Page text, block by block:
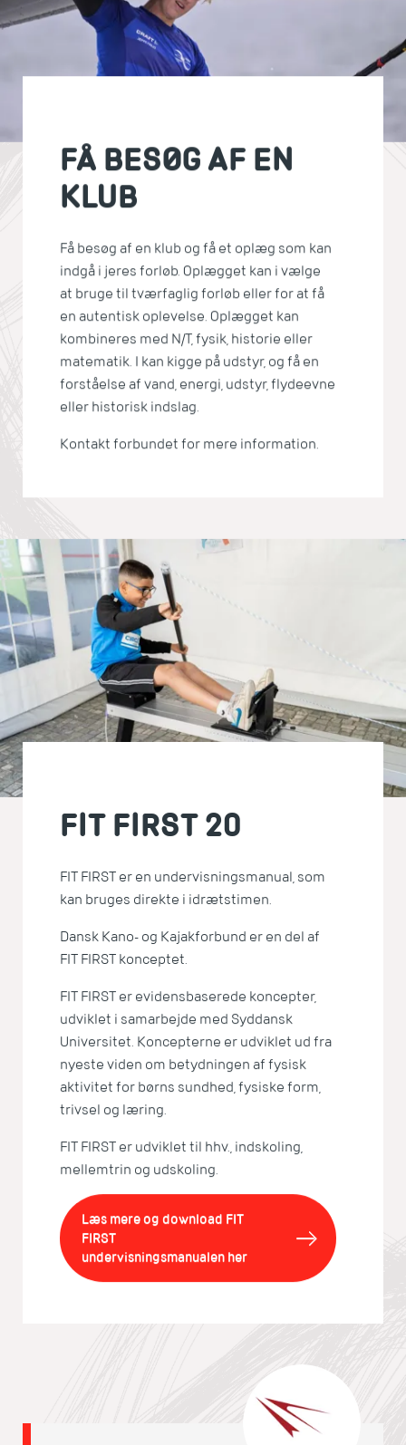
FÅ BESØG AF EN
KLUB
Få besøg af en klub og få et oplæg som kan
indgå i jeres forløb. Oplægget kan i vælge
at bruge til tværfaglig forløb eller for at få
en autentisk oplevelse. Oplægget kan
kombineres med N/T, fysik, historie eller
matematik. I kan kigge på udstyr, og få en
forståelse af vand, energi, udstyr, flydeevne
eller historisk indslag.
Kontakt forbundet for mere information.
FIT FIRST 20
FIT FIRST er en undervisningsmanual, som
kan bruges direkte i idrætstimen.
Dansk Kano- og Kajakforbund er en del af
FIT FIRST konceptet.
FIT FIRST er evidensbaserede koncepter,
udviklet i samarbejde med Syddansk
Universitet. Koncepterne er udviklet ud fra
nyeste viden om betydningen af fysisk
aktivitet for børns sundhed, fysiske form,
trivsel og læring.
FIT FIRST er udviklet til hhv., indskoling,
mellemtrin og udskoling.
Læs mere og download FIT
FIRST
undervisningsmanualen her